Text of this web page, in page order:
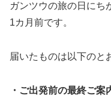
ガンツウの旅の日にち
1カ月前です。
届いたものは以下のと
・ご出発前の最終ご案